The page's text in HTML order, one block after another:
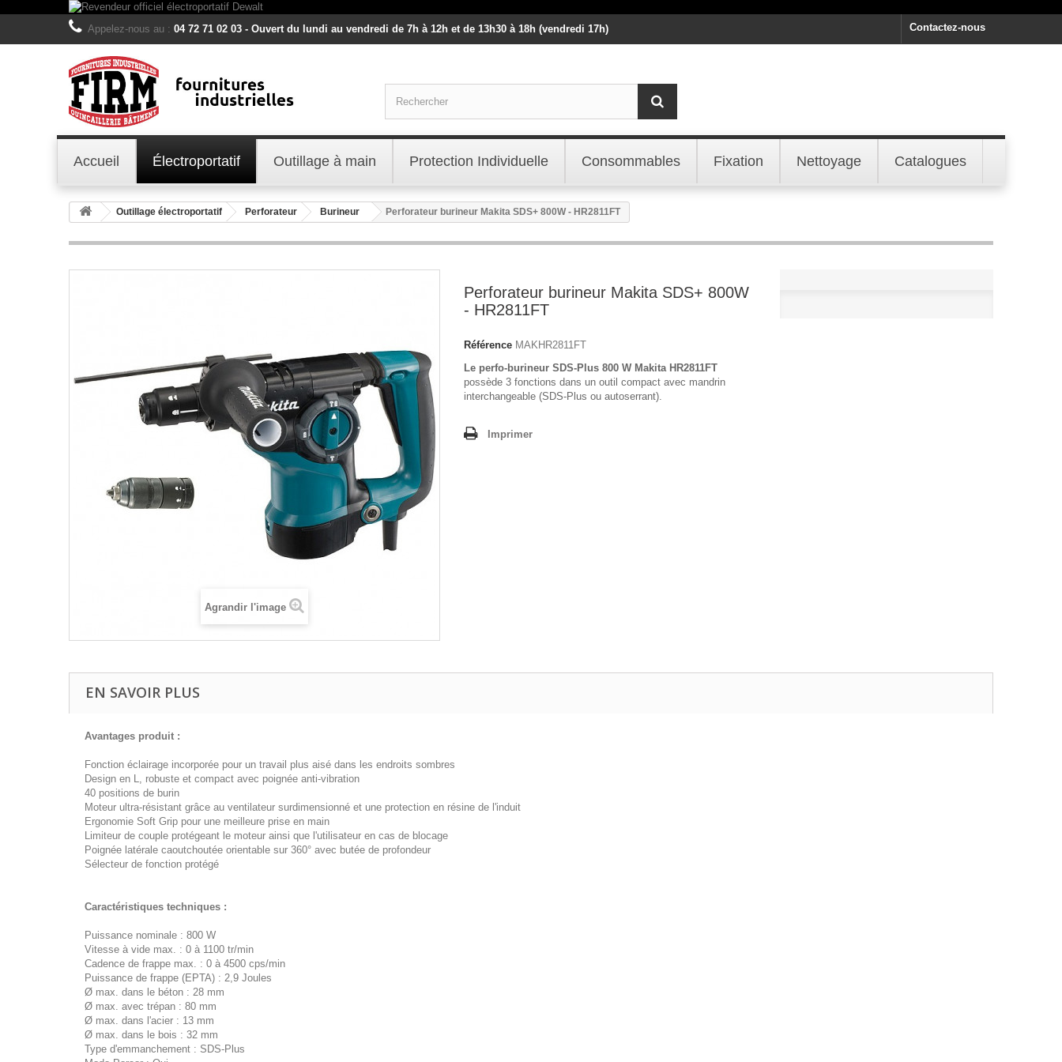
Contactez-nous
Appelez-nous au : 04 72 71 02 03 - Ouvert du lundi au vendredi de 7h à 12h et de 13h30 à 18h (vendredi 17h)
Accueil Électroportatif Outillage à main Protection Individuelle Consommables Fixation Nettoyage Catalogues
Outillage électroportatif Perforateur Burineur Perforateur burineur Makita SDS+ 800W - HR2811FT
Agrandir l'image
Perforateur burineur Makita SDS+ 800W
- HR2811FT
Référence MAKHR2811FT
Le perfo-burineur SDS-Plus 800 W Makita HR2811FT
possède 3 fonctions dans un outil compact avec mandrin
interchangeable (SDS-Plus ou autoserrant).
Imprimer
EN SAVOIR PLUS
Avantages produit :
Fonction éclairage incorporée pour un travail plus aisé dans les endroits sombres
Design en L, robuste et compact avec poignée anti-vibration
40 positions de burin
Moteur ultra-résistant grâce au ventilateur surdimensionné et une protection en résine de l'induit
Ergonomie Soft Grip pour une meilleure prise en main
Limiteur de couple protégeant le moteur ainsi que l'utilisateur en cas de blocage
Poignée latérale caoutchoutée orientable sur 360° avec butée de profondeur
Sélecteur de fonction protégé
Caractéristiques techniques :
Puissance nominale : 800 W
Vitesse à vide max. : 0 à 1100 tr/min
Cadence de frappe max. : 0 à 4500 cps/min
Puissance de frappe (EPTA) : 2,9 Joules
Ø max. dans le béton : 28 mm
Ø max. avec trépan : 80 mm
Ø max. dans l'acier : 13 mm
Ø max. dans le bois : 32 mm
Type d'emmanchement : SDS-Plus